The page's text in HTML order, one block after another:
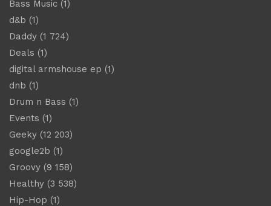
Bass Music (1)
d&b (1)
Daddy (1 724)
Deals (1)
digital armshouse ep (1)
dnb (1)
Drum n Bass (1)
Events (1)
Geeky (12 203)
google2b (1)
Groovy (9 158)
Healthy (3 538)
Hip-Hop (1)